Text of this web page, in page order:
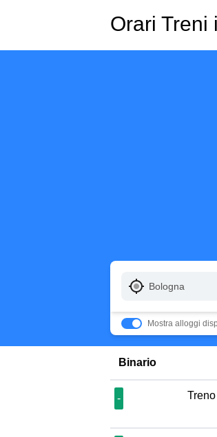
Orari Treni
Mostra alloggi
Binario
-